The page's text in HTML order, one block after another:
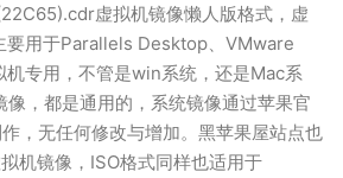
虚拟机镜像懒人版格式，虚
要用于Parallels Desktop、VMware
专用，不管是win系统，还是Mac系
，都是通用的，系统镜像通过苹果官
，无任何修改与增加。黑苹果屋站点也
机镜像，ISO格式同样也适用于